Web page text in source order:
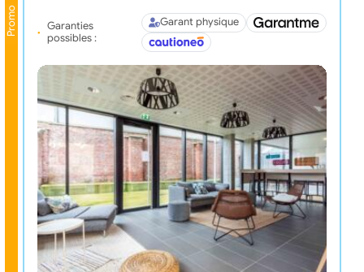
Promo
Garanties
possibles :
Garant physique